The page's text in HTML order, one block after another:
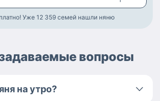
Уже 12 359 семей нашли няню
вопросы
на утро?